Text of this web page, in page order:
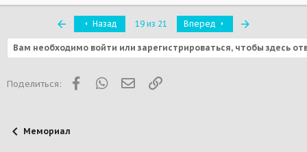
ПервыйНазад 19 из 21 Вперед
Вам необходимо войти или зарегистрироваться, чтобы здесь
Поделиться: FacebookWhatsAppЭлектронная почта
Ссылка
Мемориал